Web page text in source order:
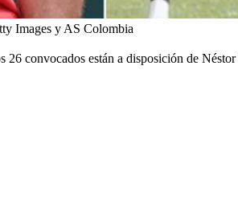
Images y AS Colombia
26 convocados están a disposición de